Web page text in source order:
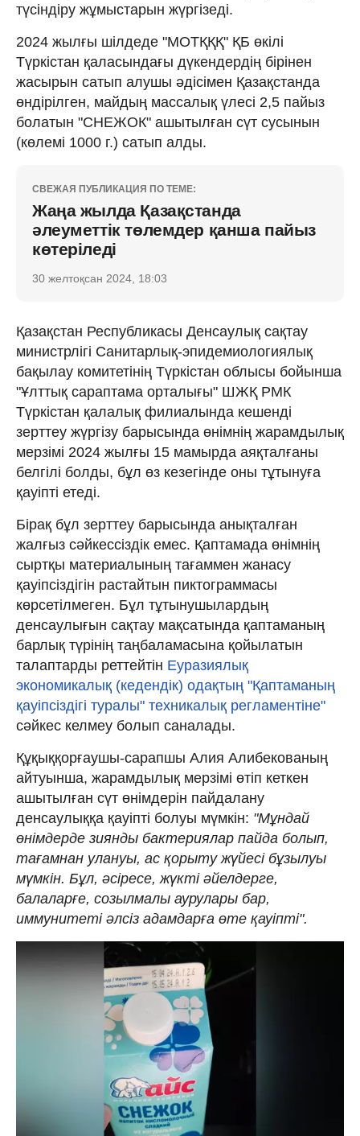
түсіндіру жұмыстарын жүргізеді.
2024 жылғы шілдеде "МОТҚҚҚ" ҚБ өкілі
Түркістан қаласындағы дүкендердің бірінен
жасырын сатып алушы әдісімен Қазақстанда
өндірілген, майдың массалық үлесі 2,5 пайыз
болатын "СНЕЖОК" ашытылған сүт сусынын
(көлемі 1000 г.) сатып алды.
СВЕЖАЯ ПУБЛИКАЦИЯ ПО ТЕМЕ:
Жаңа жылда Қазақстанда
әлеуметтік төлемдер қанша пайыз
көтеріледі
30 желтоқсан 2024, 18:03
Қазақстан Республикасы Денсаулық сақтау
министрлігі Санитарлық-эпидемиологиялық
бақылау комитетінің Түркістан облысы бойынша
"Ұлттық сараптама орталығы" ШЖҚ РМК
Түркістан қалалық филиалында кешенді
зерттеу жүргізу барысында өнімнің жарамдылық
мерзімі 2024 жылғы 15 мамырда аяқталғаны
белгілі болды, бұл өз кезегінде оны тұтынуға
қауіпті етеді.
Бірақ бұл зерттеу барысында анықталған
жалғыз сәйкессіздік емес. Қаптамада өнімнің
сыртқы материалының тағаммен жанасу
қауіпсіздігін растайтын пиктограммасы
көрсетілмеген. Бұл тұтынушылардың
денсаулығын сақтау мақсатында қаптаманың
барлық түрінің таңбаламасына қойылатын
талаптарды реттейтін Еуразиялық
экономикалық (кедендік) одақтың "Қаптаманың
қауіпсіздігі туралы" техникалық регламентіне"
сәйкес келмеу болып саналады.
Құқыққорғаушы-сарапшы Алия Алибекованың
айтуынша, жарамдылық мерзімі өтіп кеткен
ашытылған сүт өнімдерін пайдалану
денсаулыққа қауіпті болуы мүмкін: "Мұндай
өнімдерде зиянды бактериялар пайда болып,
тағамнан улануы, ас қорыту жүйесі бұзылуы
мүмкін. Бұл, әсіресе, жүкті әйелдерге,
балаларғе, созылмалы аурулары бар,
иммунитеті әлсіз адамдарға өте қауіпті".